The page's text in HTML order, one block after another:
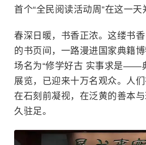
首个“全民阅读活动周”在这一天
春深日暖，书香正浓。这缕书
的书页间，一路漫进国家典籍
场名为“修学好古 实事求是——
展览，已迎来十万名观众。人们
在石刻前凝视，在泛黄的善本
久驻足。